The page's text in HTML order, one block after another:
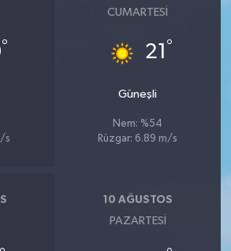
°
s
CUMARTESI
21 °
Güneşli
Nem: %54
Rüzgar: 6.89 m/s
10 AĞUSTOS
PAZARTESI